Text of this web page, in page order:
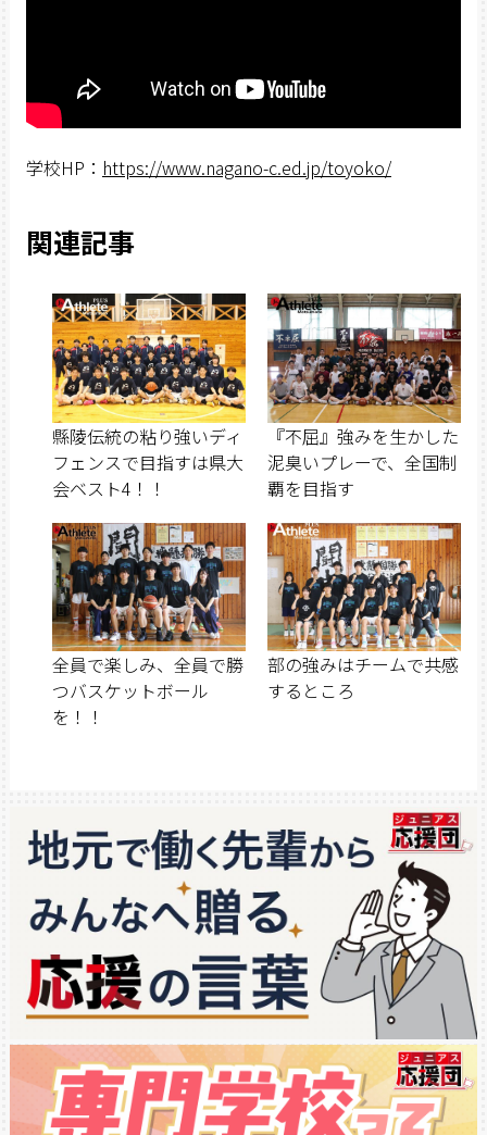
学校HP： https://www.nagano-c.ed.jp/toyoko/
関連記事
縣陵伝統の粘り強いディ
フェンスで目指すは県大
会ベスト4！！
『不屈』強みを生かした
泥臭いプレーで、全国制
覇を目指す
全員で楽しみ、全員で勝
つバスケットボール
を！！
部の強みはチームで共感
するところ